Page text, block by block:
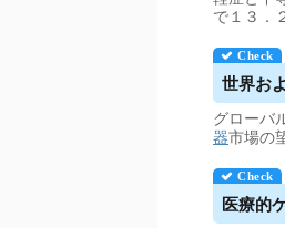
で１３．
世界お
グローバ
器市場の
医療的